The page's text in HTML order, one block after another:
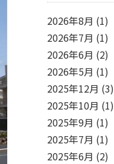
2026年8月 (1)
2026年7月 (1)
2026年6月 (2)
2026年5月 (1)
2025年12月 (3)
2025年10月 (1)
2025年9月 (1)
2025年7月 (1)
2025年6月 (2)